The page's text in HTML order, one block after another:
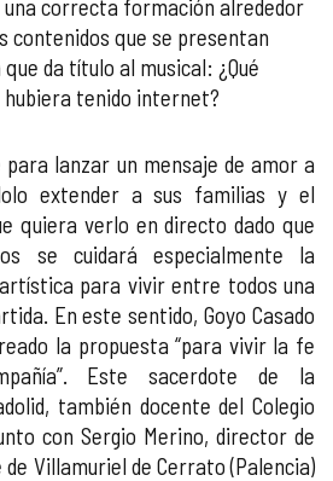
correcta formación alrededor
contenidos que se presentan
da título al musical: ¿Qué
hubiera tenido internet?
para lanzar un mensaje de amor a
extender a sus familias y el
quiera verlo en directo dado que
se cuidará especialmente la
para vivir entre todos una
En este sentido, Goyo Casado
la propuesta “para vivir la fe
Este sacerdote de la
también docente del Colegio
con Sergio Merino, director de
de Villamuriel de Cerrato (Palencia)